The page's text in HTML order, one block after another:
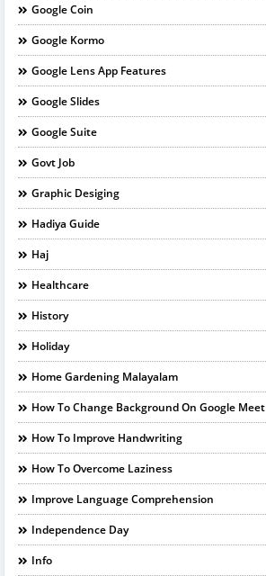
Google Coin
Google Kormo
Google Lens App Features
Google Slides
Google Suite
Govt Job
Graphic Desiging
Hadiya Guide
Haj
Healthcare
History
Holiday
Home Gardening Malayalam
How To Change Background On Google Meet
How To Improve Handwriting
How To Overcome Laziness
Improve Language Comprehension
Independence Day
Info